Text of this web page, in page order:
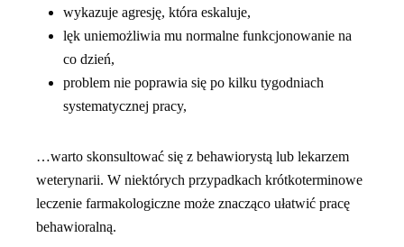
wykazuje agresję, która eskaluje,
lęk uniemożliwia mu normalne funkcjonowanie na
co dzień,
problem nie poprawia się po kilku tygodniach
systematycznej pracy,
…warto skonsultować się z behawiorystą lub lekarzem
weterynarii. W niektórych przypadkach krótkoterminowe
leczenie farmakologiczne może znacząco ułatwić pracę
behawioralną.